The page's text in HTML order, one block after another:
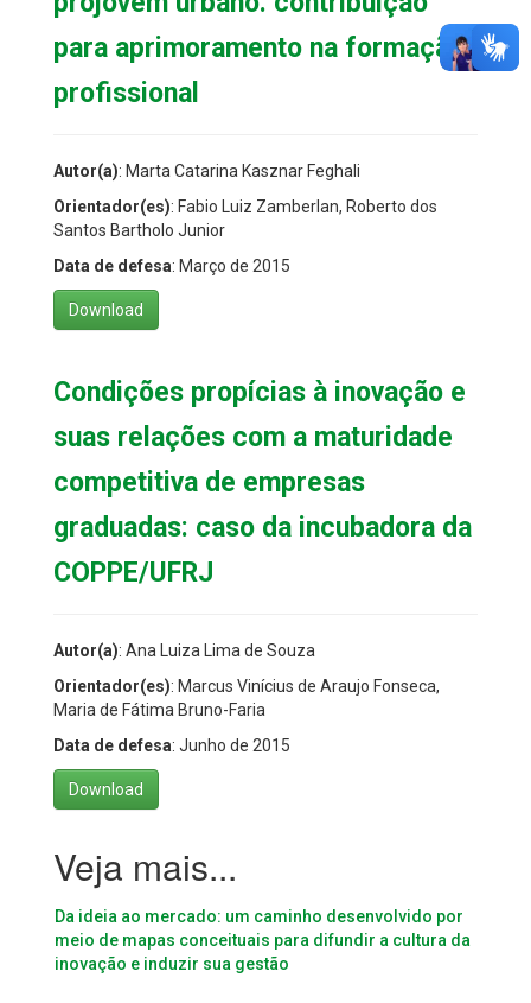
para aprimoramento na formação
profissional
Autor(a): Marta Catarina Kasznar Feghali
Orientador(es): Fabio Luiz Zamberlan, Roberto dos
Santos Bartholo Junior
Data de defesa: Março de 2015
Download
Condições propícias à inovação e
suas relações com a maturidade
competitiva de empresas
graduadas: caso da incubadora da
COPPE/UFRJ
Autor(a): Ana Luiza Lima de Souza
Orientador(es): Marcus Vinícius de Araujo Fonseca,
Maria de Fátima Bruno-Faria
Data de defesa: Junho de 2015
Download
Da ideia ao mercado: um caminho desenvolvido por
meio de mapas conceituais para difundir a cultura da
inovação e induzir sua gestão